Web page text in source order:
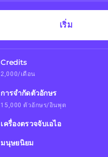
เริ่ม
Credits
2,000/เดือน
การจำกัดตัวอักษร
15,000 ตัวอักษร/อินพุต
เครื่องตรวจจับเอไอ
มนุษยนิยม